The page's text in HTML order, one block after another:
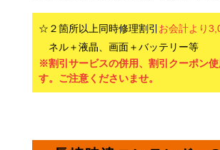
☆２箇所以上同時修理割引 お会計より
ネル＋液晶、画面＋バッテリー等
※割引サービスの併用、割引クーポン
す。ご注意くださいませ。